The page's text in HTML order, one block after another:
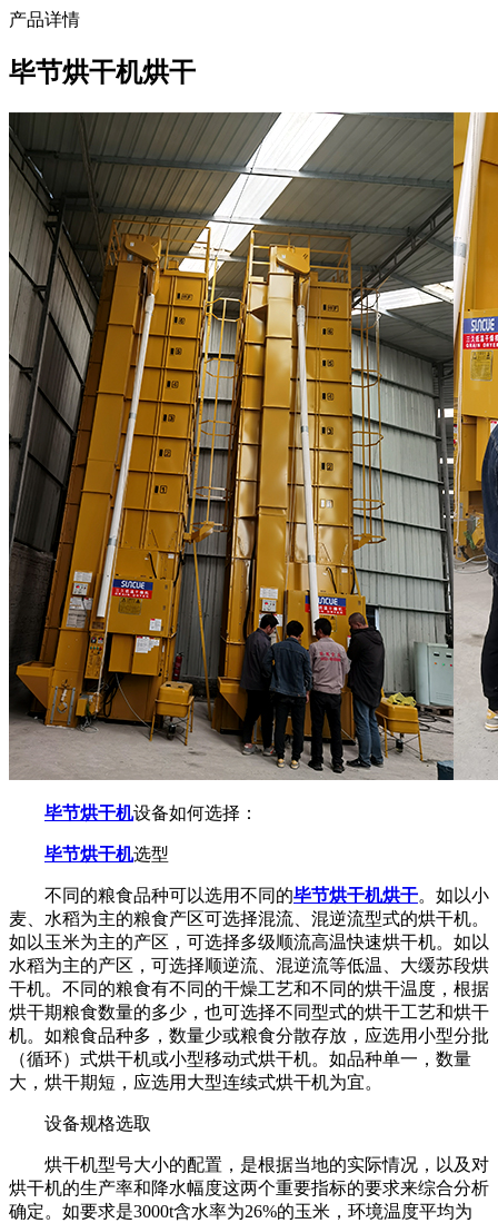
产品详情
毕节烘干机烘干
毕节烘干机设备如何选择：
毕节烘干机选型
不同的粮食品种可以选用不同的毕节烘干机烘干。如以小
麦、水稻为主的粮食产区可选择混流、混逆流型式的烘干机。
如以玉米为主的产区，可选择多级顺流高温快速烘干机。如以
水稻为主的产区，可选择顺逆流、混逆流等低温、大缓苏段烘
干机。不同的粮食有不同的干燥工艺和不同的烘干温度，根据
烘干期粮食数量的多少，也可选择不同型式的烘干工艺和烘干
机。如粮食品种多，数量少或粮食分散存放，应选用小型分批
（循环）式烘干机或小型移动式烘干机。如品种单一，数量
大，烘干期短，应选用大型连续式烘干机为宜。
设备规格选取
烘干机型号大小的配置，是根据当地的实际情况，以及对
烘干机的生产率和降水幅度这两个重要指标的要求来综合分析
确定。如要求是3000t含水率为26%的玉米，环境温度平均为